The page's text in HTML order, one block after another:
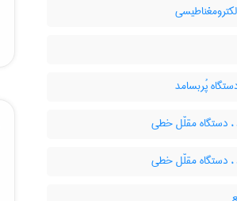
پُربسامد
دستگاه مقلّل خطی
دستگاه مقلّل خطی